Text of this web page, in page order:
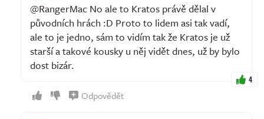
@RangerMac No ale to Kratos právě dělal v
původních hrách :D Proto to lidem asi tak vadí,
ale to je jedno, sám to vidím tak že Kratos je už
starší a takové kousky u něj vidět dnes, už by bylo
dost bizár.
4
Odpovědět